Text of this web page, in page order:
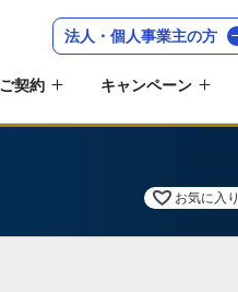
法人・個人事業主の方
契約 キャンペーン
お気に入り